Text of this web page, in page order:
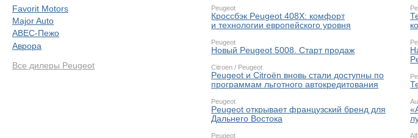
Favorit Motors
Major Auto
АВЕС-Пежо
Аврора
Все дилеры Peugeot
Peugeot
Кроссбэк Peugeot 408X: комфорт
и технологии европейского уровня
Peugeot
Новый Peugeot 5008. Старт продаж
Citroen / Peugeot
Peugeot и Citroёn вновь стали доступны по
программам льготного автокредитования
Peugeot
Peugeot открывает французский бренд для
Дальнего Востока
Peugeot